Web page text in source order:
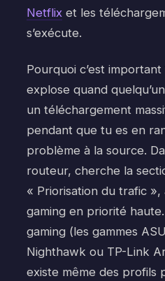
Netflix et les
s’exécute.
Pourquoi c’est
explose quand
un téléchargement
pendant que tu es en
problème à la source.
routeur, cherche la
« Priorisation du trafic
gaming en priorité
gaming (les gammes
Nighthawk ou TP-Link
existe même des profils